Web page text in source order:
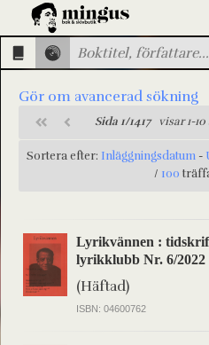
Gör om avancerad sökning
Sida 1/1417visar 1-10
Sortera efter: Inläggningsdatum -
/ 100
Lyrikvännen :
lyrikklubb Nr. 6/2022
(Häftad)
ISBN: 04600762